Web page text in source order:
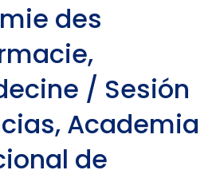
des
/ Sesión
Academia
de